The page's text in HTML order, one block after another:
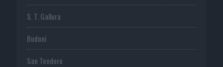
S. T. Gallura
Budoni
San Teodoro